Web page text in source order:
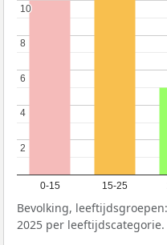
0-15 15-25
2
2
4
4
6
6
8
8
10
10
Bevolking,
2025 per leeftijdscategorie.